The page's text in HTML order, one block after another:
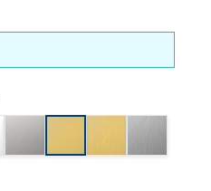
(borstad)
utseende (borstad)
vit mattkrom